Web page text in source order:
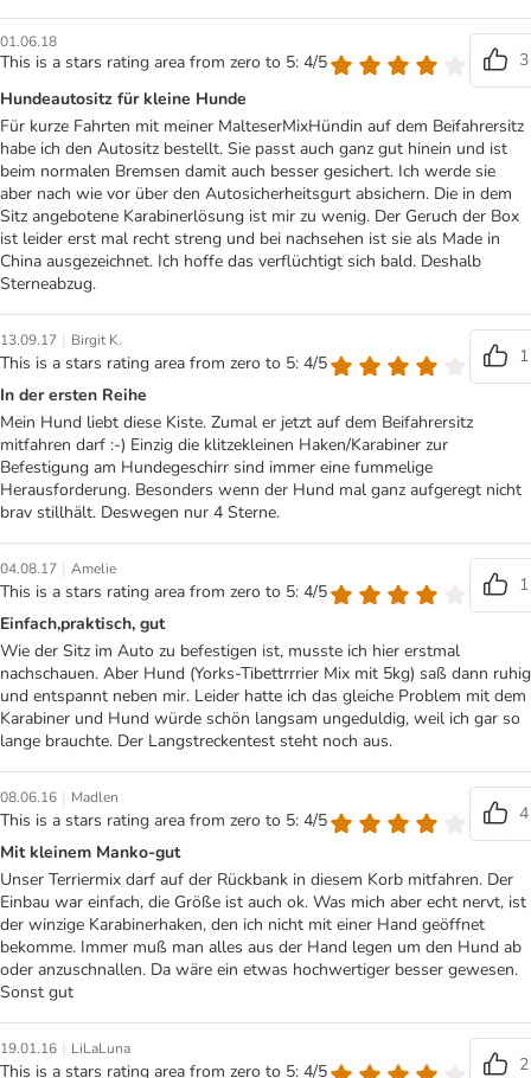
01.06.18
This is a stars rating area from zero to 5: 4/5
3
Hundeautositz für kleine Hunde
Für kurze Fahrten mit meiner MalteserMixHündin auf dem Beifahrersitz
habe ich den Autositz bestellt. Sie passt auch ganz gut hinein und ist
beim normalen Bremsen damit auch besser gesichert. Ich werde sie
aber nach wie vor über den Autosicherheitsgurt absichern. Die in dem
Sitz angebotene Karabinerlösung ist mir zu wenig. Der Geruch der Box
ist leider erst mal recht streng und bei nachsehen ist sie als Made in
China ausgezeichnet. Ich hoffe das verflüchtigt sich bald. Deshalb
Sterneabzug.
13.09.17 | Birgit K.
This is a stars rating area from zero to 5: 4/5
1
In der ersten Reihe
Mein Hund liebt diese Kiste. Zumal er jetzt auf dem Beifahrersitz
mitfahren darf :-) Einzig die klitzekleinen Haken/Karabiner zur
Befestigung am Hundegeschirr sind immer eine fummelige
Herausforderung. Besonders wenn der Hund mal ganz aufgeregt nicht
brav stillhält. Deswegen nur 4 Sterne.
04.08.17 | Amelie
This is a stars rating area from zero to 5: 4/5
1
Einfach,praktisch, gut
Wie der Sitz im Auto zu befestigen ist, musste ich hier erstmal
nachschauen. Aber Hund (Yorks-Tibettrrrier Mix mit 5kg) saß dann ruhig
und entspannt neben mir. Leider hatte ich das gleiche Problem mit dem
Karabiner und Hund würde schön langsam ungeduldig, weil ich gar so
lange brauchte. Der Langstreckentest steht noch aus.
08.06.16 | Madlen
This is a stars rating area from zero to 5: 4/5
4
Mit kleinem Manko-gut
Unser Terriermix darf auf der Rückbank in diesem Korb mitfahren. Der
Einbau war einfach, die Größe ist auch ok. Was mich aber echt nervt, ist
der winzige Karabinerhaken, den ich nicht mit einer Hand geöffnet
bekomme. Immer muß man alles aus der Hand legen um den Hund ab
oder anzuschnallen. Da wäre ein etwas hochwertiger besser gewesen.
Sonst gut
19.01.16 | LiLaLuna
This is a stars rating area from zero to 5: 4/5 2